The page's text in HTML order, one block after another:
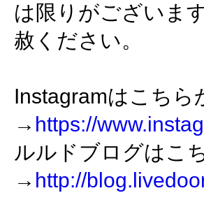
は限りがございま
赦ください。
Instagramはこちら
→ https://
ルルドブログはこ
→ http://